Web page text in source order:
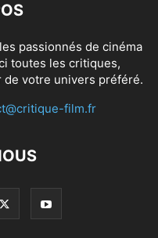
passionnés de cinéma
toutes les critiques,
votre univers préféré.
film.fr